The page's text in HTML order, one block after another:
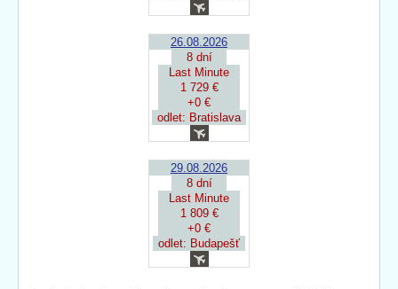
26.08.2026
8 dní
Last Minute
1 729 €
+0 €
odlet: Bratislava
29.08.2026
8 dní
Last Minute
1 809 €
+0 €
odlet: Budapešť